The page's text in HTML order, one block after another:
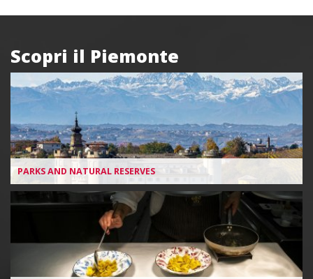
Scopri il Piemonte
PARKS AND NATURAL RESERVES